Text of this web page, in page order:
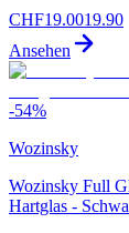
CHF19.0019.90
Ansehen
-54%
Wozinsky
Wozinsky Full
Hartglas -